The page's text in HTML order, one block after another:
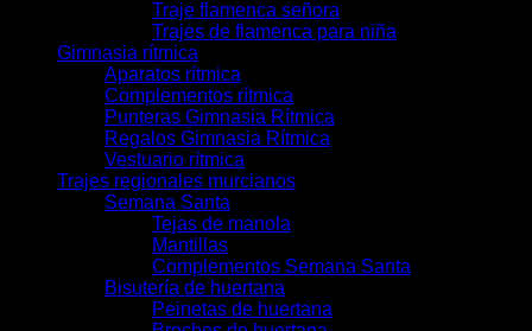
Traje flamenca señora
Trajes de flamenca para niña
Gimnasia rítmica
Aparatos rítmica
Complementos rítmica
Punteras Gimnasia Rítmica
Regalos Gimnasia Rítmica
Vestuario rítmica
Trajes regionales murcianos
Semana Santa
Tejas de manola
Mantillas
Complementos Semana Santa
Bisutería de huertana
Peinetas de huertana